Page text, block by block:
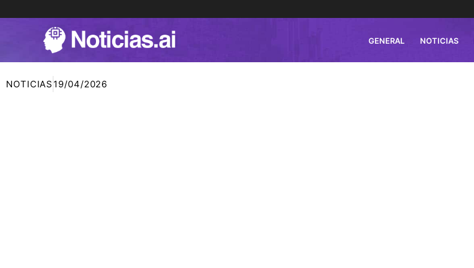
GENERAL NOTICIAS
NOTICIAS 19/04/2026